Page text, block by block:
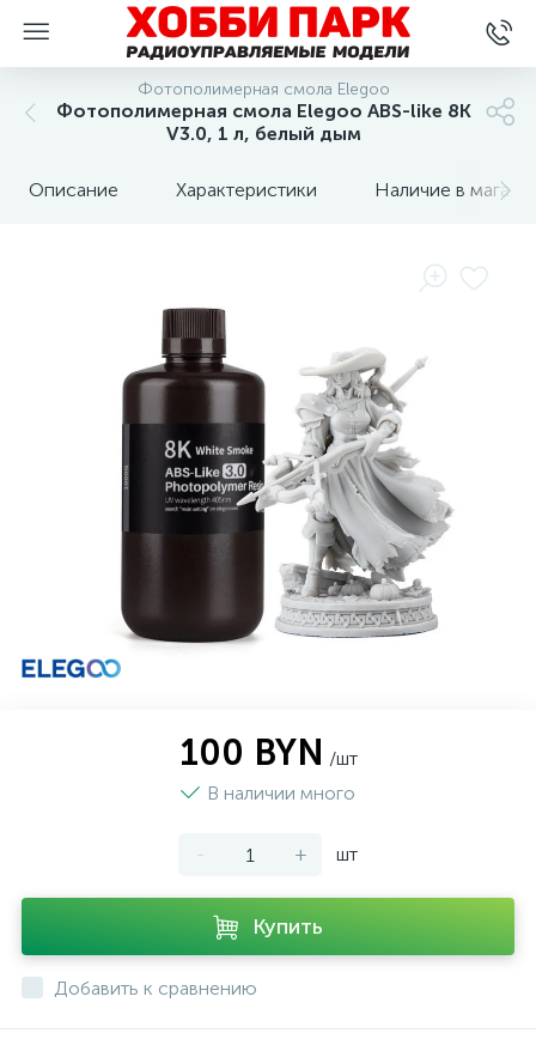
Фотополимерная смола Elegoo
Фотополимерная смола Elegoo ABS-like 8K
V3.0, 1 л, белый дым
Описание Характеристики Наличие в
100 BYN /шт
В наличии много
- + шт
Купить
Добавить к сравнению